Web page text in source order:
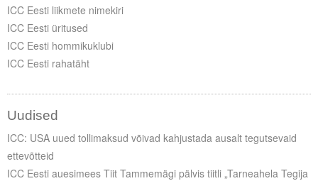
ICC Eesti liikmete nimekiri
ICC Eesti üritused
ICC Eesti hommikuklubi
ICC Eesti rahatäht
Uudised
ICC: USA uued tollimaksud võivad kahjustada ausalt tegutsevaid
ettevõtteid
ICC Eesti auesimees Tiit Tammemägi pälvis tiitli „Tarneahela Tegija